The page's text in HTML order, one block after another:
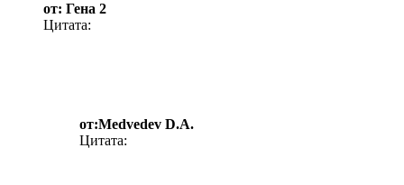
от: Гена 2
Цитата:
от:Medvedev D.A.
Цитата: